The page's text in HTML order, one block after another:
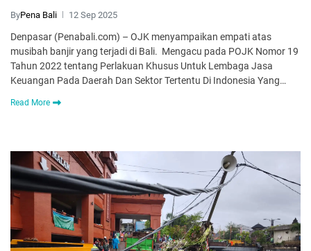
ByPena Bali 12 Sep 2025
Denpasar (Penabali.com) – OJK menyampaikan empati atas
musibah banjir yang terjadi di Bali. Mengacu pada POJK Nomor 19
Tahun 2022 tentang Perlakuan Khusus Untuk Lembaga Jasa
Keuangan Pada Daerah Dan Sektor Tertentu Di Indonesia Yang…
Read More